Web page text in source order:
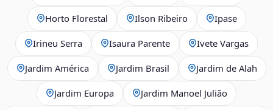
Horto Florestal Ilson Ribeiro Ipase
Irineu Serra Isaura Parente Ivete Vargas
Jardim América Jardim Brasil Jardim de Alah
Jardim Europa Jardim Manoel Julião